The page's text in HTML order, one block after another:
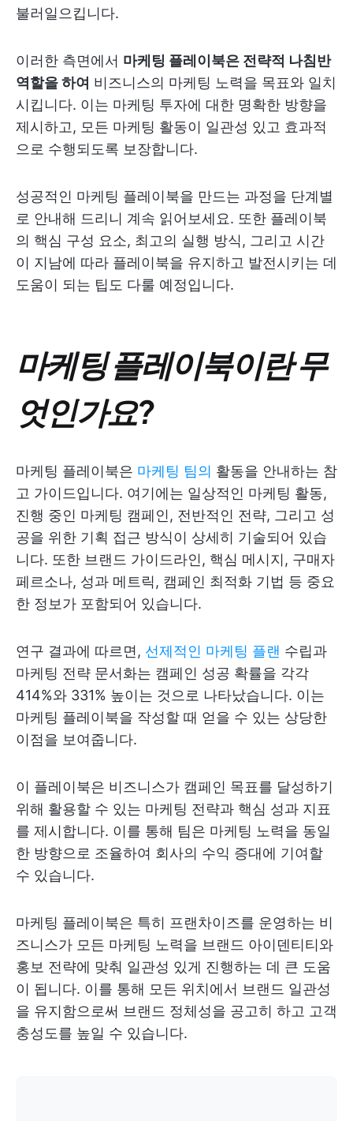
불러일으킵니다.
이러한 측면에서 마케팅 플레이북은 전략적 나침반
역할을 하여 비즈니스의 마케팅 노력을 목표와 일치
시킵니다. 이는 마케팅 투자에 대한 명확한 방향을
제시하고, 모든 마케팅 활동이 일관성 있고 효과적
으로 수행되도록 보장합니다.
성공적인 마케팅 플레이북을 만드는 과정을 단계별
로 안내해 드리니 계속 읽어보세요. 또한 플레이북
의 핵심 구성 요소, 최고의 실행 방식, 그리고 시간
이 지남에 따라 플레이북을 유지하고 발전시키는 데
도움이 되는 팁도 다룰 예정입니다.
마케팅 플레이북이란 무
엇인가요?
마케팅 플레이북은 마케팅 팀의 활동을 안내하는 참
고 가이드입니다. 여기에는 일상적인 마케팅 활동,
진행 중인 마케팅 캠페인, 전반적인 전략, 그리고 성
공을 위한 기획 접근 방식이 상세히 기술되어 있습
니다. 또한 브랜드 가이드라인, 핵심 메시지, 구매자
페르소나, 성과 메트릭, 캠페인 최적화 기법 등 중요
한 정보가 포함되어 있습니다.
연구 결과에 따르면, 선제적인 마케팅 플랜 수립과
마케팅 전략 문서화는 캠페인 성공 확률을 각각
414%와 331% 높이는 것으로 나타났습니다. 이는
마케팅 플레이북을 작성할 때 얻을 수 있는 상당한
이점을 보여줍니다.
이 플레이북은 비즈니스가 캠페인 목표를 달성하기
위해 활용할 수 있는 마케팅 전략과 핵심 성과 지표
를 제시합니다. 이를 통해 팀은 마케팅 노력을 동일
한 방향으로 조율하여 회사의 수익 증대에 기여할
수 있습니다.
마케팅 플레이북은 특히 프랜차이즈를 운영하는 비
즈니스가 모든 마케팅 노력을 브랜드 아이덴티티와
홍보 전략에 맞춰 일관성 있게 진행하는 데 큰 도움
이 됩니다. 이를 통해 모든 위치에서 브랜드 일관성
을 유지함으로써 브랜드 정체성을 공고히 하고 고객
충성도를 높일 수 있습니다.